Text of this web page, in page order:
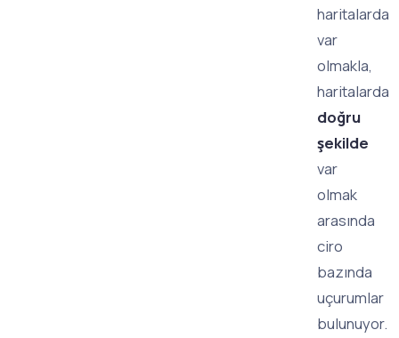
haritalarda
var
olmakla,
haritalarda
doğru
şekilde
var
olmak
arasında
ciro
bazında
uçurumlar
bulunuyor.